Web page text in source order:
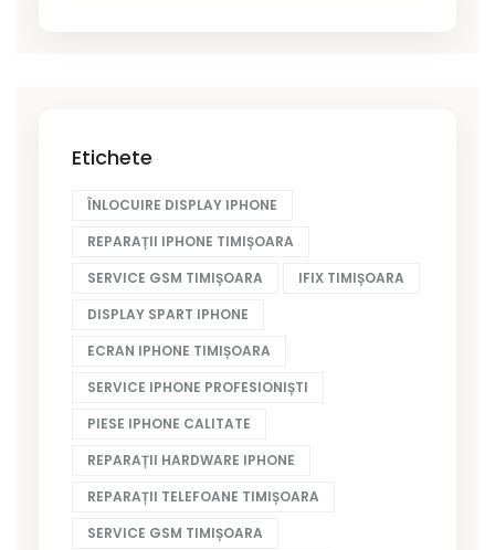
Etichete
ÎNLOCUIRE DISPLAY IPHONE
REPARAȚII IPHONE TIMIȘOARA
SERVICE GSM TIMIȘOARA
IFIX TIMIȘOARA
DISPLAY SPART IPHONE
ECRAN IPHONE TIMIȘOARA
SERVICE IPHONE PROFESIONIȘTI
PIESE IPHONE CALITATE
REPARAȚII HARDWARE IPHONE
REPARAȚII TELEFOANE TIMIȘOARA
SERVICE GSM TIMIȘOARA